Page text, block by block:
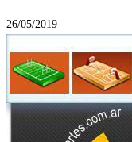
26/05/2019